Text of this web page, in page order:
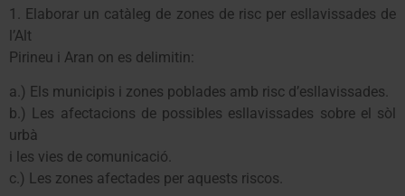
1. Elaborar un catàleg de zones de risc per esllavissades de
l’Alt
Pirineu i Aran on es delimitin:
a.) Els municipis i zones poblades amb risc d’esllavissades.
b.) Les afectacions de possibles esllavissades sobre el sòl
urbà
i les vies de comunicació.
c.) Les zones afectades per aquests riscos.